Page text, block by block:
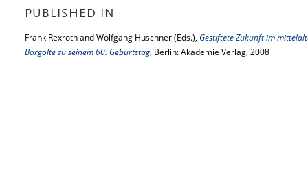
PUBLISHED IN
Frank Rexroth and Wolfgang Huschner (Eds.), Gestiftete Zukunft im
Borgolte zu seinem 60. Geburtstag, Berlin: Akademie Verlag, 2008